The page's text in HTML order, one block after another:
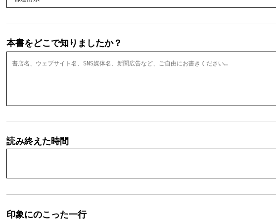
本書をどこで知りましたか？
読み終えた時間
印象にのこった一行